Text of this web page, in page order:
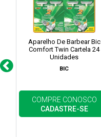
Aparelho De Barbear Bic
Comfort Twin Cartela 24
Unidades
BIC
COMPRE CONOSCO
CADASTRE-SE